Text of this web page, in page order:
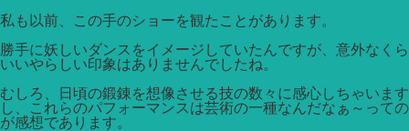
私も以前、この手のショーを観たことがあります。
勝手に妖しいダンスをイメージしていたんですが、意外なくら
いいやらしい印象はありませんでしたね。
むしろ、日頃の鍛錬を想像させる技の数々に感心しちゃいます
し、これらのパフォーマンスは芸術の一種なんだなぁ～っての
が感想であります。